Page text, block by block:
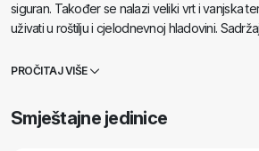
siguran. Također se nalazi veliki vrt i vanjska
uživati u roštilju i cjelodnevnoj hladovini.
mikrovalna pećnica, hladnjak sa zamrzivačem,
za opuštanje i uživanje
PROČITAJ VIŠE
Smještajne jedinice